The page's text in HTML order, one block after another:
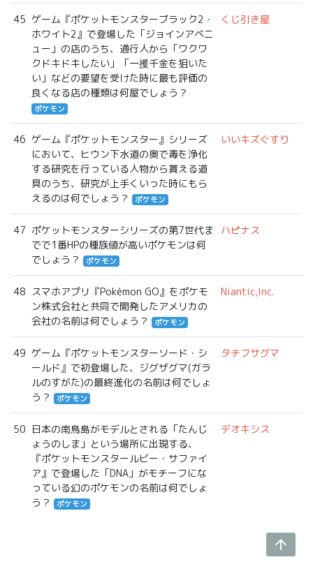
45 ゲーム『ポケットモンスターブラック2・
ホワイト2』で登場した「ジョインアベニ
ュー」の店のうち、通行人から「ワクワ
クドキドキしたい」「一攫千金を狙いた
い」などの要望を受けた時に最も評価の
良くなる店の種類は何屋でしょう？
ポケモン
くじ引き屋
46 ゲーム『ポケットモンスター』シリーズ
において、ヒウン下水道の奥で毒を浄化
する研究を行っている人物から貰える道
具のうち、研究が上手くいった時にもら
えるのは何でしょう？
ポケモン
いいキズぐすり
47 ポケットモンスターシリーズの第7世代ま
でで1番HPの種族値が高いポケモンは何
でしょう？
ポケモン
ハピナス
48 スマホアプリ『Pokémon GO』をポケモ
ン株式会社と共同で開発したアメリカの
会社の名前は何でしょう？
ポケモン
Niantic,Inc.
49 ゲーム『ポケットモンスターソード・シ
ールド』で初登場した、ジグザグマ(ガラ
ルのすがた)の最終進化の名前は何でしょ
う？
ポケモン
タチフサグマ
50 日本の南鳥島がモデルとされる「たんじ
ょうのしま」という場所に出現する、
『ポケットモンスタールビー・サファイ
ア』で登場した「DNA」がモチーフにな
っている幻のポケモンの名前は何でしょ
う？
ポケモン
デオキシス
arrow_upward